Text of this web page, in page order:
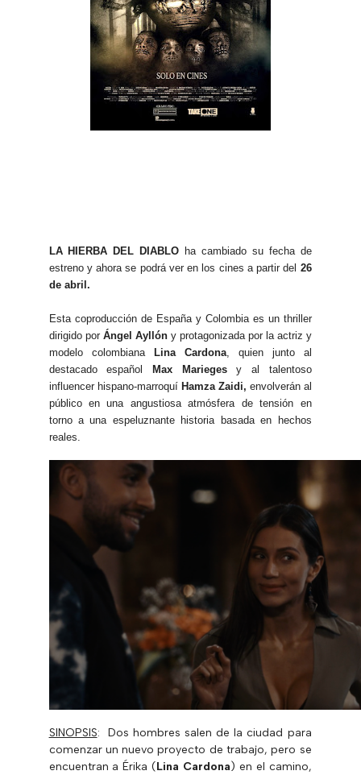
LA HIERBA DEL DIABLO ha cambiado su fecha de
estreno y ahora se podrá ver en los cines a partir del 26
de abril.
Esta coproducción de España y Colombia es un thriller
dirigido por Ángel Ayllóny protagonizada por la actriz y
modelo colombiana
Lina Cardona, quien junto al
destacado español
Max Mariegesy al talentoso
influencer hispano-marroquí Hamza Zaidi, envolverán al
público en una angustiosa atmósfera de tensión en
torno a una espeluznante historia basada en hechos
reales.
SINOPSIS: Dos hombres salen de la ciudad para
comenzar un nuevo proyecto de trabajo, pero se
encuentran a Érika (Lina Cardona) en el camino,